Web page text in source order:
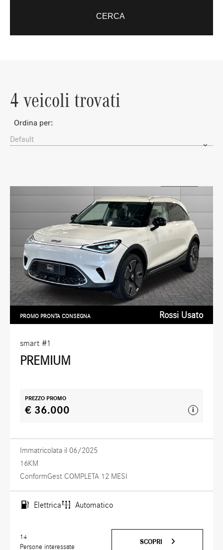
CERCA
4 veicoli trovati
Ordina per:
Default
smart #1
PREMIUM
PROMO PRONTA CONSEGNA Rossi Usato
PREZZO PROMO
€ 36.000 i
Immatricolata il 06/2025
16KM
ConformGest COMPLETA 12 MESI
Elettrica Automatico
14
Persone interessate
SCOPRI